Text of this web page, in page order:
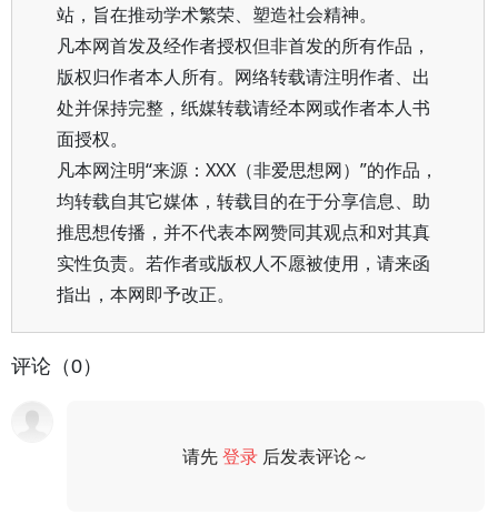
站，旨在推动学术繁荣、塑造社会精神。
凡本网首发及经作者授权但非首发的所有作品，
版权归作者本人所有。网络转载请注明作者、出
处并保持完整，纸媒转载请经本网或作者本人书
面授权。
凡本网注明“来源：XXX（非爱思想网）”的作品，
均转载自其它媒体，转载目的在于分享信息、助
推思想传播，并不代表本网赞同其观点和对其真
实性负责。若作者或版权人不愿被使用，请来函
指出，本网即予改正。
评论（0）
请先登录 后发表评论～